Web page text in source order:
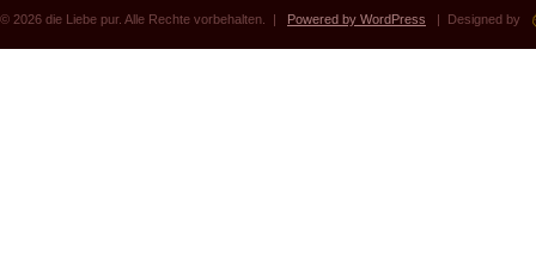
© 2026 die Liebe pur. Alle Rechte vorbehalten. | Powered by WordPress | Designed by